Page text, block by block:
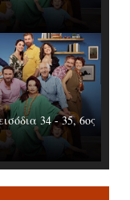
34 - 35, 6ος